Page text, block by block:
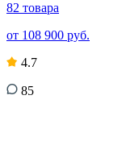
82 товара
от 108 900 руб.
4.7
85